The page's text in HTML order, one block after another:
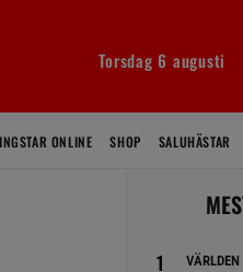
Torsdag 6 augusti
ONLINE SHOP SALUHÄSTAR
VÄRLDEN